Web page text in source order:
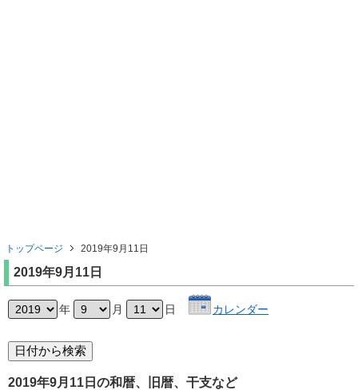
トップページ 2019年9月11日
2019年9月11日
年 月 日 カレンダー
2019年9月11日の和暦、旧暦、干支など